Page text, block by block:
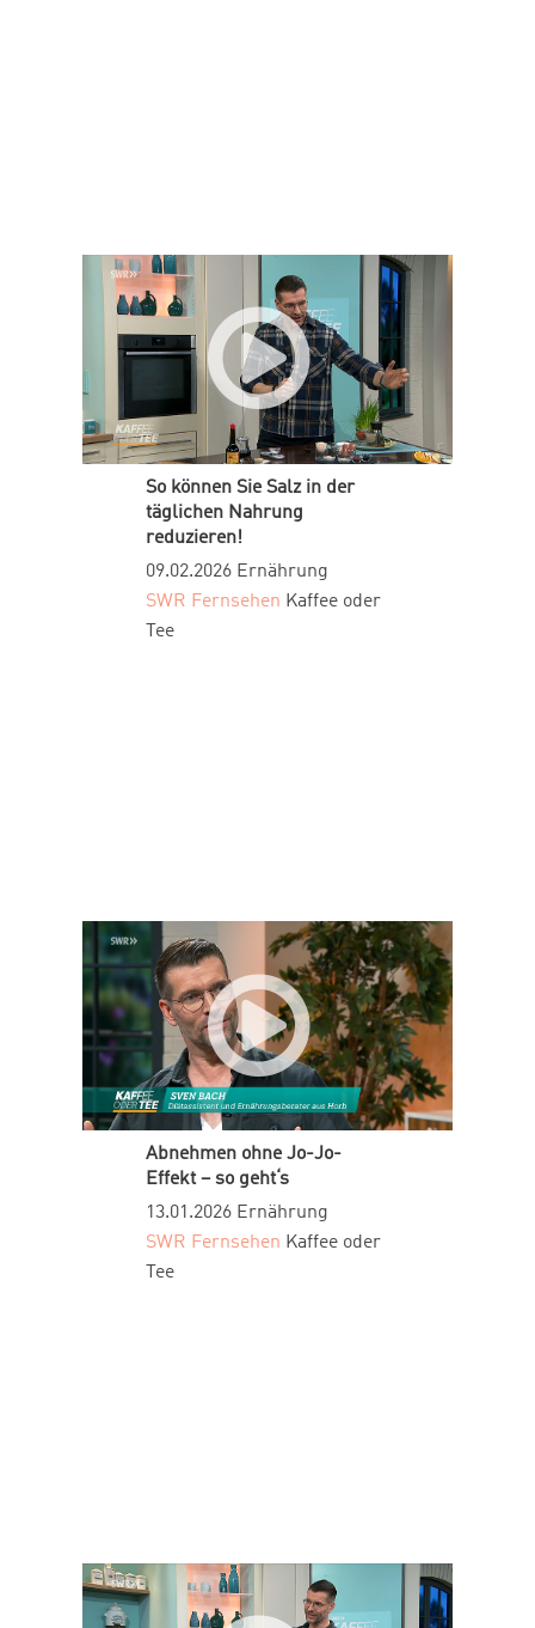
So können Sie Salz in der
täglichen Nahrung
reduzieren!
09.02.2026 Ernährung
SWR Fernsehen Kaffee oder
Tee
Abnehmen ohne Jo-Jo-
Effekt – so geht‘s
13.01.2026 Ernährung
SWR Fernsehen Kaffee oder
Tee